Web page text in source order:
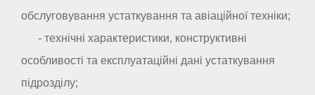
обслуговування устаткування та авіаційної техніки;
- технічні характеристики, конструктивні
особливості та експлуатаційні дані устаткування
підрозділу;